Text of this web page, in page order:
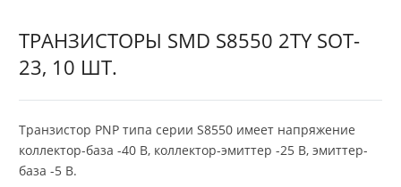
ТРАНЗИСТОРЫ SMD S8550 2TY SOT-
23, 10 ШТ.
Транзистор PNP типа серии S8550 имеет напряжение
коллектор-база -40 В, коллектор-эмиттер -25 В, эмиттер-
база -5 В.